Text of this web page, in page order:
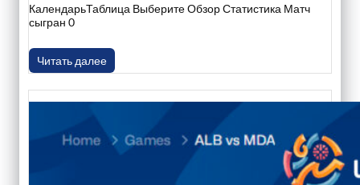
КалендарьТаблица Выберите Обзор Статистика Матч
сыгран 0
Читать далее